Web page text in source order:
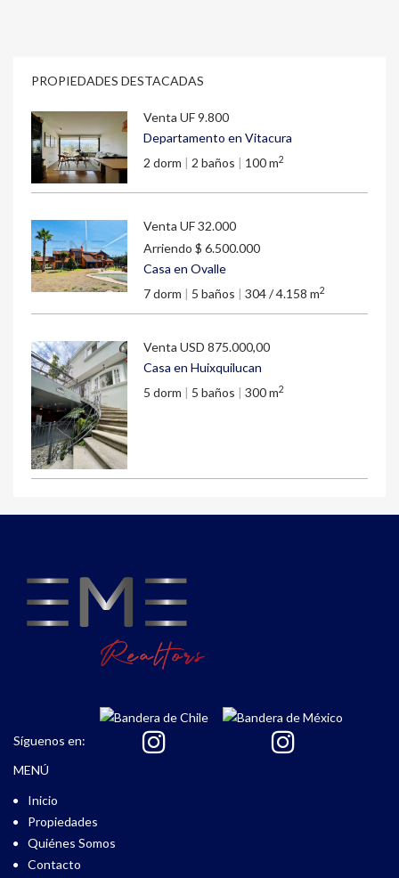
PROPIEDADES DESTACADAS
Venta UF 9.800
Departamento en Vitacura
2 dorm | 2 baños | 100 m2
Venta UF 32.000
Arriendo $ 6.500.000
Casa en Ovalle
7 dorm | 5 baños | 304 / 4.158 m2
Venta USD 875.000,00
Casa en Huixquilucan
5 dorm | 5 baños | 300 m2
Síguenos en:
MENÚ
Inicio
Propiedades
Quiénes Somos
Contacto